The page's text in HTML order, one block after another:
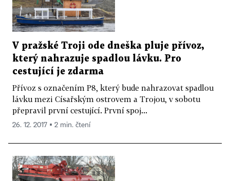
V pražské Troji ode dneška pluje přívoz,
který nahrazuje spadlou lávku. Pro
cestující je zdarma
Přívoz s označením P8, který bude nahrazovat spadlou
lávku mezi Císařským ostrovem a Trojou, v sobotu
přepravil první cestující. První spoj...
26. 12. 2017 ▪ 2 min. čtení